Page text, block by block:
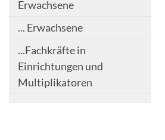
Erwachsene
... Erwachsene
...Fachkräfte in
Einrichtungen und
Multiplikatoren